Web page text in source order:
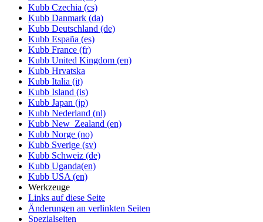
Kubb Czechia (cs)
Kubb Danmark (da)
Kubb Deutschland (de)
Kubb España (es)
Kubb France (fr)
Kubb United Kingdom (en)
Kubb Hrvatska
Kubb Italia (it)
Kubb Island (is)
Kubb Japan (jp)
Kubb Nederland (nl)
Kubb New_Zealand (en)
Kubb Norge (no)
Kubb Sverige (sv)
Kubb Schweiz (de)
Kubb Uganda(en)
Kubb USA (en)
Werkzeuge
Links auf diese Seite
Änderungen an verlinkten Seiten
Spezialseiten